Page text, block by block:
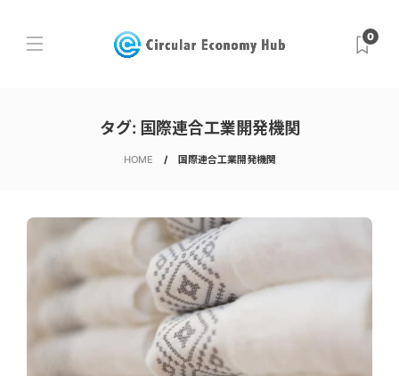
0
タグ: 国際連合工業開発機関
HOME 国際連合工業開発機関